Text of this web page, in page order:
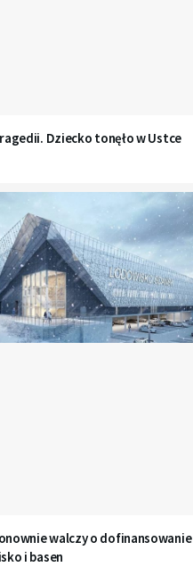
Dziecko tonęło w Ustce
walczy o dofinansowanie
i basen